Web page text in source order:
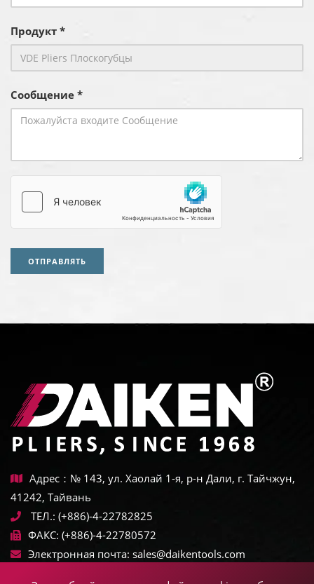
Продукт *
Сообщение *
ОТПРАВЛЯТЬ
Адрес：№ 143, ул. Хаолай 1-я, р-н Дали, г. Тайчжун,
41242, Тайвань
ТЕЛ.: (+886)-4-22782825
ФАКС: (+886)-4-22780572
Электронная почта: sales@daikentools.com